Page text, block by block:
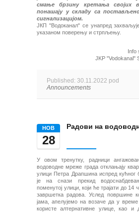
смање брзину кретања својих
понашају у складу са
сигнализацијом.
ЈКП "Водоканал" се унапред
указаном поверењу и стрпљењу.
Info
JKP "Vodokanal"
Published: 30.11.2022 pod
Announcements
НОВ
28
Радови на
У овом тренутку, радници
водоводне мреже града отклањају
улици Петра Драпшина испред кућног
је на снази прекид
поменутој улици, који ће трајати до 14
завршетка радова. Услед површине
јама, апелујемо на возаче да у
користе алтернативне улице, као